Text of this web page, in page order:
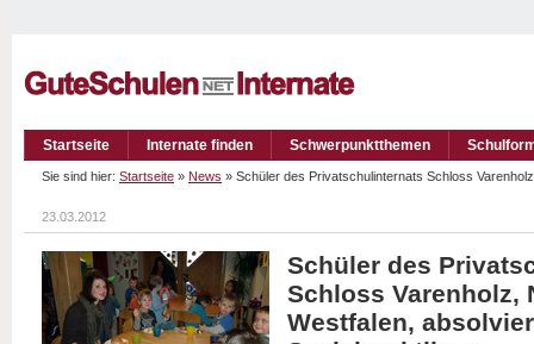
Startseite Internate finden Schwerpunktthemen
Sie sind hier: Startseite » News » Schüler des Privatschulinternats Schloss
23.03.2012
Schüler des
Schloss Varenholz,
Westfalen,